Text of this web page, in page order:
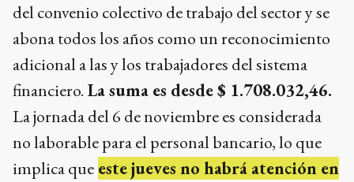
del convenio colectivo de trabajo del sector y se
abona todos los años como un reconocimiento
adicional a las y los trabajadores del sistema
financiero. La suma es desde $ 1.708.032,46.
La jornada del 6 de noviembre es considerada
no laborable para el personal bancario, lo que
implica que este jueves no habrá atención en